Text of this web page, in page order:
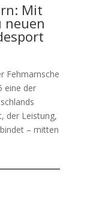
Mit
neuen
Fehmarnsche
eine der
der Leistung,
– mitten